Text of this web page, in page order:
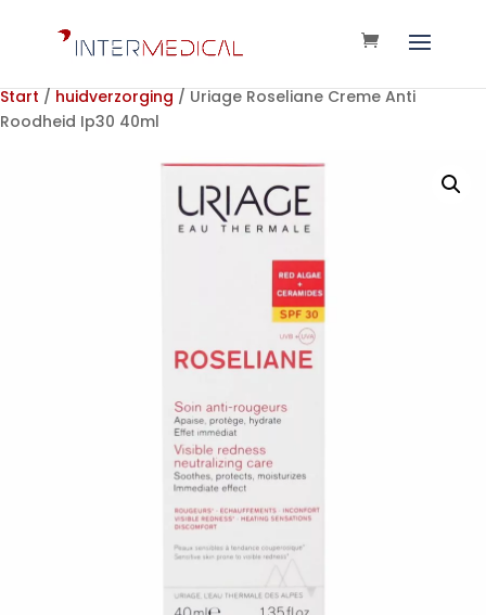
Start / huidverzorging / Uriage Roseliane Creme Anti
Roodheid Ip30 40ml